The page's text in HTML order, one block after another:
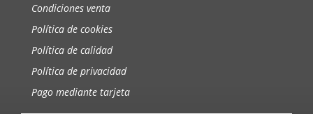
Condiciones venta
Política de cookies
Política de calidad
Política de privacidad
Pago mediante tarjeta